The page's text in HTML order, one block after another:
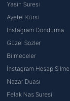
Yasin Suresi
Ayetel Kürsi
İnstagram Dondurma
Güzel Sözler
Bilmeceler
İnstagram Hesap Silme
Nazar Duası
Felak Nas Suresi